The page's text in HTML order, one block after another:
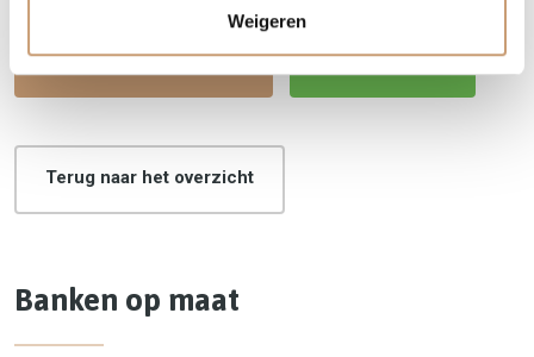
Weigeren
Telefonisch contact WhatsApp
Terug naar het overzicht
Banken op maat